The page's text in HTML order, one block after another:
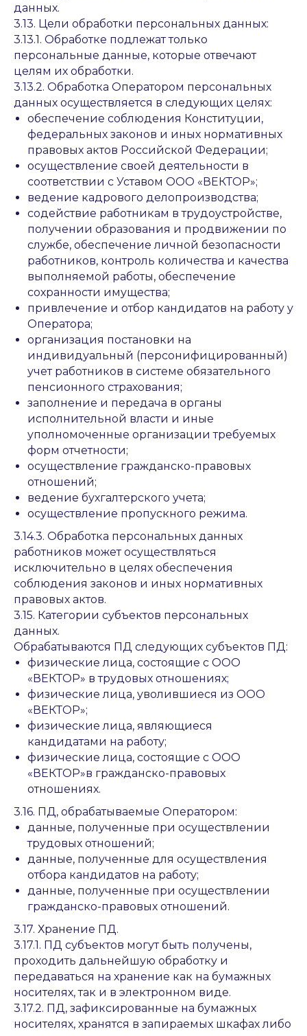
данных.
3.13. Цели обработки персональных данных:
3.13.1. Обработке подлежат только
персональные данные, которые отвечают
целям их обработки.
3.13.2. Обработка Оператором персональных
данных осуществляется в следующих целях:
обеспечение соблюдения Конституции,
федеральных законов и иных нормативных
правовых актов Российской Федерации;
осуществление своей деятельности в
соответствии с Уставом ООО «ВЕКТОР»;
ведение кадрового делопроизводства;
содействие работникам в трудоустройстве,
получении образования и продвижении по
службе, обеспечение личной безопасности
работников, контроль количества и качества
выполняемой работы, обеспечение
сохранности имущества;
привлечение и отбор кандидатов на работу у
Оператора;
организация постановки на
индивидуальный (персонифицированный)
учет работников в системе обязательного
пенсионного страхования;
заполнение и передача в органы
исполнительной власти и иные
уполномоченные организации требуемых
форм отчетности;
осуществление гражданско-правовых
отношений;
ведение бухгалтерского учета;
осуществление пропускного режима.
3.14.3. Обработка персональных данных
работников может осуществляться
исключительно в целях обеспечения
соблюдения законов и иных нормативных
правовых актов.
3.15. Категории субъектов персональных
данных.
Обрабатываются ПД следующих субъектов ПД:
физические лица, состоящие с ООО
«ВЕКТОР» в трудовых отношениях;
физические лица, уволившиеся из ООО
«ВЕКТОР»;
физические лица, являющиеся
кандидатами на работу;
физические лица, состоящие с ООО
«ВЕКТОР»в гражданско-правовых
отношениях.
3.16. ПД, обрабатываемые Оператором:
данные, полученные при осуществлении
трудовых отношений;
данные, полученные для осуществления
отбора кандидатов на работу;
данные, полученные при осуществлении
гражданско-правовых отношений.
3.17. Хранение ПД.
3.17.1. ПД субъектов могут быть получены,
проходить дальнейшую обработку и
передаваться на хранение как на бумажных
носителях, так и в электронном виде.
3.17.2. ПД, зафиксированные на бумажных
носителях, хранятся в запираемых шкафах либо